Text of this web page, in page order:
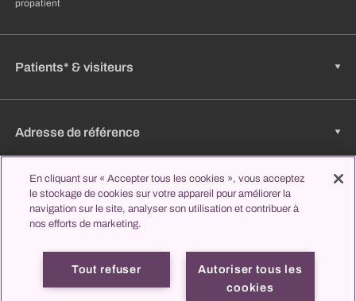
propatient
Patients* & visiteurs
Adresse de référence
Emplois & carrière
Apprendre et étudier
En cliquant sur « Accepter tous les cookies », vous acceptez
le stockage de cookies sur votre appareil pour améliorer la
navigation sur le site, analyser son utilisation et contribuer à
nos efforts de marketing.
Autoriser tous les
cookies
Tout refuser